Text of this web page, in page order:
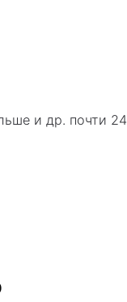
и др. почти 24